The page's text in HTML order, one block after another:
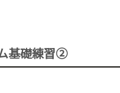
基礎練習②